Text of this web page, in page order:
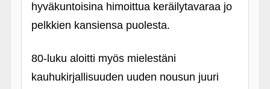
hyväkuntoisina himoittua keräilytavaraa jo
pelkkien kansiensa puolesta.
80-luku aloitti myös mielestäni
kauhukirjallisuuden uuden nousun juuri